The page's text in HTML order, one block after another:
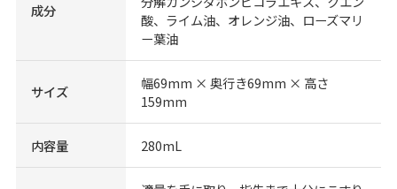
成分
酸、ライム油、オレンジ油、ローズマリ
ー葉油
サイズ
幅69mm × 奥行き69mm × 高さ
159mm
内容量 280mL